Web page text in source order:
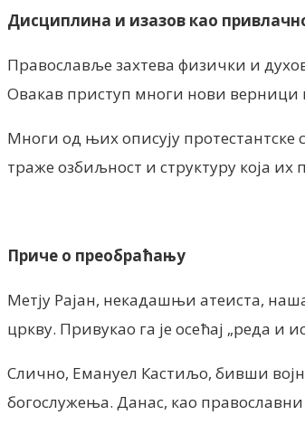
Дисциплина и изазов као
Православље захтева физички и
Овакав приступ многи нови верници
Многи од њих описују протестантске
траже озбиљност и структуру која
Приче о преобраћању
Метју Рајан, некадашњи атеиста,
цркву. Привукао га је осећај „реда и
Слично, Емануел Кастиљо, бивши
богослужења. Данас, као